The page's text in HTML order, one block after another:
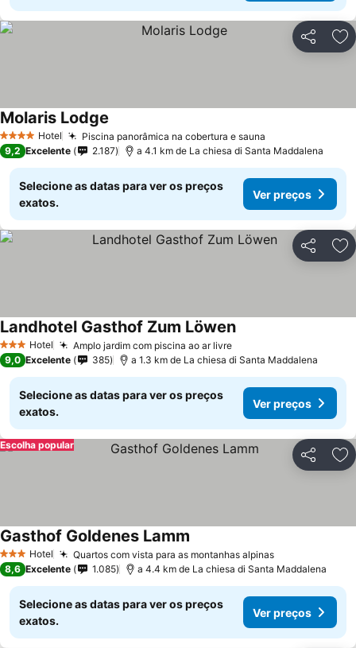
Partilhar
4 EstrelasHotel Piscina panorâmica na cobertura e sauna
Molaris Lodge
9,2 Excelente 2.187 a 4.1 km de La chiesa di Santa Maddalena
Selecione as datas para ver os preços
exatos.
Ver preços
Partilhar
3 EstrelasHotel Amplo jardim com piscina ao ar livre
Landhotel Gasthof Zum Löwen
9,0 Excelente 385 a 1.3 km de La chiesa di Santa Maddalena
Selecione as datas para ver os preços
exatos.
Ver preços
Partilhar
Escolha popular
3 EstrelasHotel Quartos com vista para as montanhas alpinas
Gasthof Goldenes Lamm
8,6 Excelente 1.085 a 4.4 km de La chiesa di Santa Maddalena
Selecione as datas para ver os preços
exatos.
Ver preços